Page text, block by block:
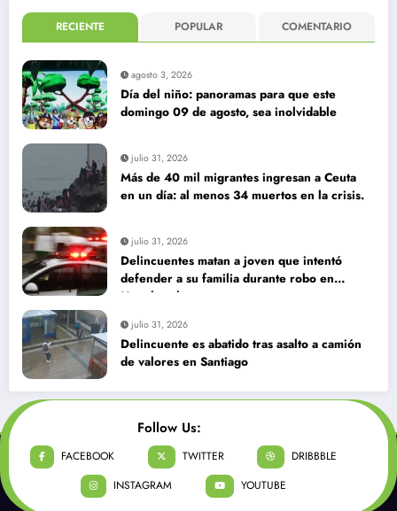
RECIENTE POPULAR COMENTARIO
agosto 3, 2026
Día del niño: panoramas para que este
domingo 09 de agosto, sea inolvidable
julio 31, 2026
Más de 40 mil migrantes ingresan a Ceuta
en un día: al menos 34 muertos en la crisis.
julio 31, 2026
Delincuentes matan a joven que intentó
defender a su familia durante robo en
Huechuraba
julio 31, 2026
Delincuente es abatido tras asalto a camión
de valores en Santiago
Follow Us:
FACEBOOK TWITTER
DRIBBBLE
INSTAGRAM
YOUTUBE